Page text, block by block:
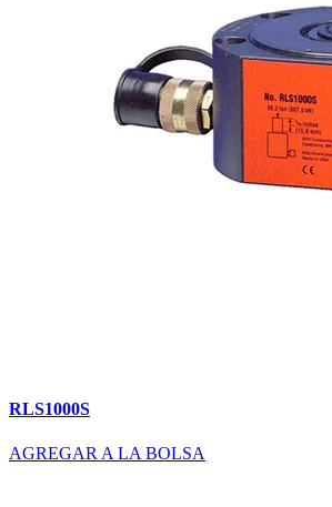
RLS1000S
AGREGAR A LA BOLSA